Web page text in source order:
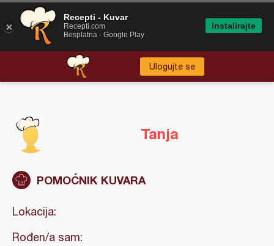
Ulogujte se
Tanja
POMOĆNIK KUVARA
Lokacija:
Rođen/a sam:
Recepti - Kuvar
Recepti.com
Besplatna - Google Play
Instalirajte